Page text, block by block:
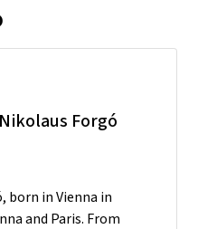
Forgó
born in Vienna in
and Paris. From